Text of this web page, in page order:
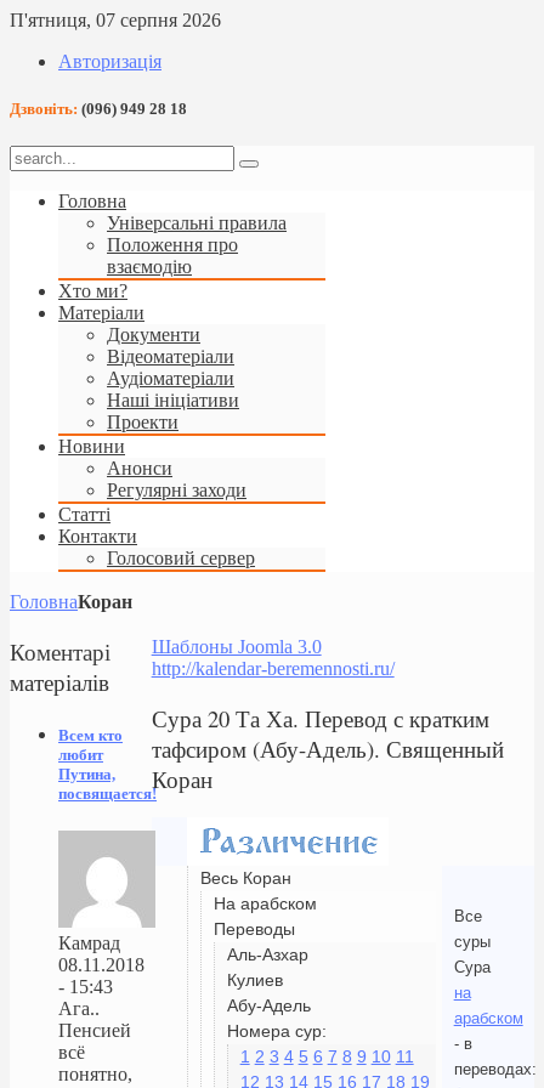
П'ятниця, 07 серпня 2026
Авторизація
Дзвоніть: (096) 949 28 18
Головна
Універсальні правила
Положення про
взаємодію
Хто ми?
Матеріали
Документи
Відеоматеріали
Аудіоматеріали
Наші ініціативи
Проекти
Новини
Анонси
Регулярні заходи
Статті
Контакти
Голосовий сервер
ГоловнаКоран
Шаблоны Joomla 3.0
http://kalendar-beremennosti.ru/
Сура 20 Та Ха. Перевод с кратким
тафсиром (Абу-Адель). Священный
Коран
Весь Коран
На арабском
Переводы
Аль-Азхар
Кулиев
Абу-Адель
Номера сур:
1 2 3 4 5 6 7 8 9 10 11
12 13 14 15 16 17 18 19
Все
суры
Сура
на
арабском
- в
переводах:
Коментарі
матеріалів
Всем кто
любит
Путина,
посвящается!
Камрад
08.11.2018
- 15:43
Ага..
Пенсией
всё
понятно,